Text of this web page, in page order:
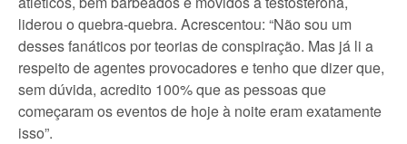
liderou o quebra-quebra. Acrescentou: “Não sou um
desses fanáticos por teorias de conspiração. Mas já li a
respeito de agentes provocadores e tenho que dizer que,
sem dúvida, acredito 100% que as pessoas que
começaram os eventos de hoje à noite eram exatamente
isso”.